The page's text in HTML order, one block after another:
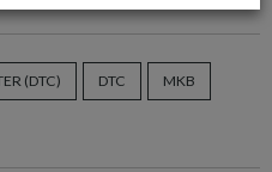
(DTC) DTC MKB